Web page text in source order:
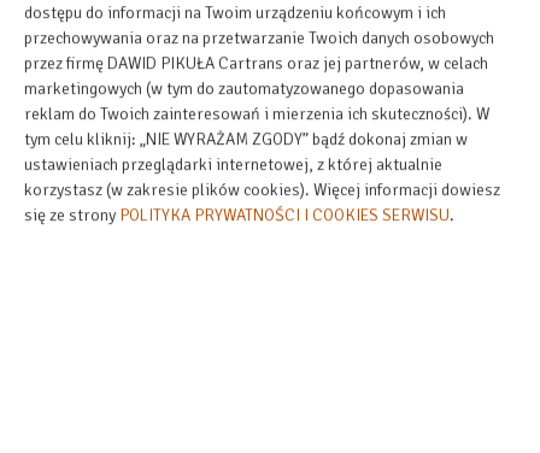
dostępu do informacji na Twoim urządzeniu końcowym i ich
przechowywania oraz na przetwarzanie Twoich danych osobowych
przez firmę DAWID PIKUŁA Cartrans oraz jej partnerów, w celach
marketingowych (w tym do zautomatyzowanego dopasowania
reklam do Twoich zainteresowań i mierzenia ich skuteczności). W
tym celu kliknij: „NIE WYRAŻAM ZGODY” bądź dokonaj zmian w
ustawieniach przeglądarki internetowej, z której aktualnie
korzystasz (w zakresie plików cookies). Więcej informacji dowiesz
się ze strony POLITYKA PRYWATNOŚCI I COOKIES SERWISU.